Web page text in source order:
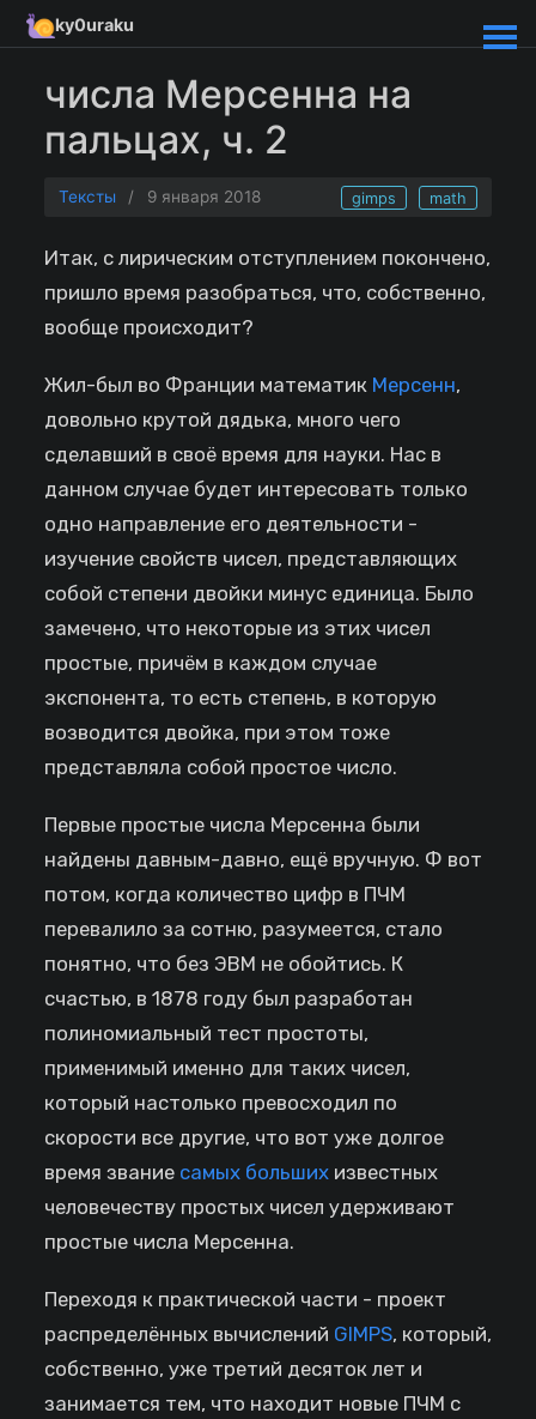
ky0uraku
числа Мерсенна на
пальцах, ч. 2
Тексты / 9 января 2018 gimps math
Итак, с лирическим отступлением покончено,
пришло время разобраться, что, собственно,
вообще происходит?
Жил-был во Франции математик Мерсенн,
довольно крутой дядька, много чего
сделавший в своё время для науки. Нас в
данном случае будет интересовать только
одно направление его деятельности -
изучение свойств чисел, представляющих
собой степени двойки минус единица. Было
замечено, что некоторые из этих чисел
простые, причём в каждом случае
экспонента, то есть степень, в которую
возводится двойка, при этом тоже
представляла собой простое число.
Первые простые числа Мерсенна были
найдены давным-давно, ещё вручную. Ф вот
потом, когда количество цифр в ПЧМ
перевалило за сотню, разумеется, стало
понятно, что без ЭВМ не обойтись. К
счастью, в 1878 году был разработан
полиномиальный тест простоты,
применимый именно для таких чисел,
который настолько превосходил по
скорости все другие, что вот уже долгое
время звание самых большихизвестных
человечеству простых чисел удерживают
простые числа Мерсенна.
Переходя к практической части - проект
распределённых вычислений GIMPS, который,
собственно, уже третий десяток лет и
занимается тем, что находит новые ПЧМ с